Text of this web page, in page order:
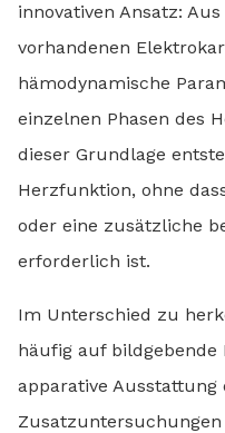
innovativen Ansatz:
vorhandenen
hämodynamische
einzelnen Phasen des
dieser Grundlage
Herzfunktion, ohne
oder eine zusätzliche
erforderlich ist.
Im Unterschied zu
häufig auf bildgebende
apparative Ausstattung